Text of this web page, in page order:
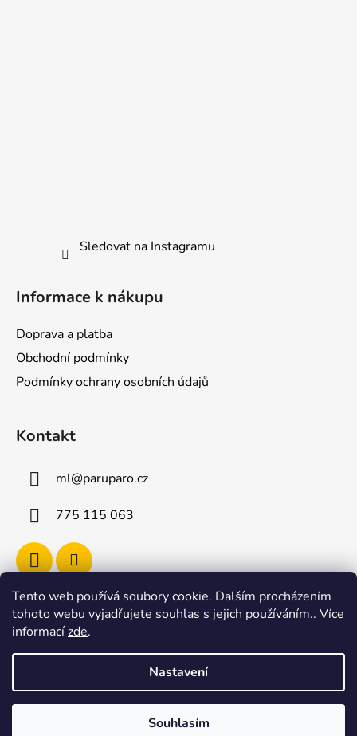
Tento web používá soubory cookie. Dalším procházením
tohoto webu vyjadřujete souhlas s jejich používáním.. Více
informacízde.
Nastavení
Souhlasím
Sledovat na Instagramu
Informace k nákupu
Doprava a platba
Obchodní podmínky
Podmínky ochrany osobních údajů
Kontakt
ml@paruparo.cz
775 115 063
Shoptet.cz
Vytvořil Shoptet
paruparo. Všechna práva vyhrazena.